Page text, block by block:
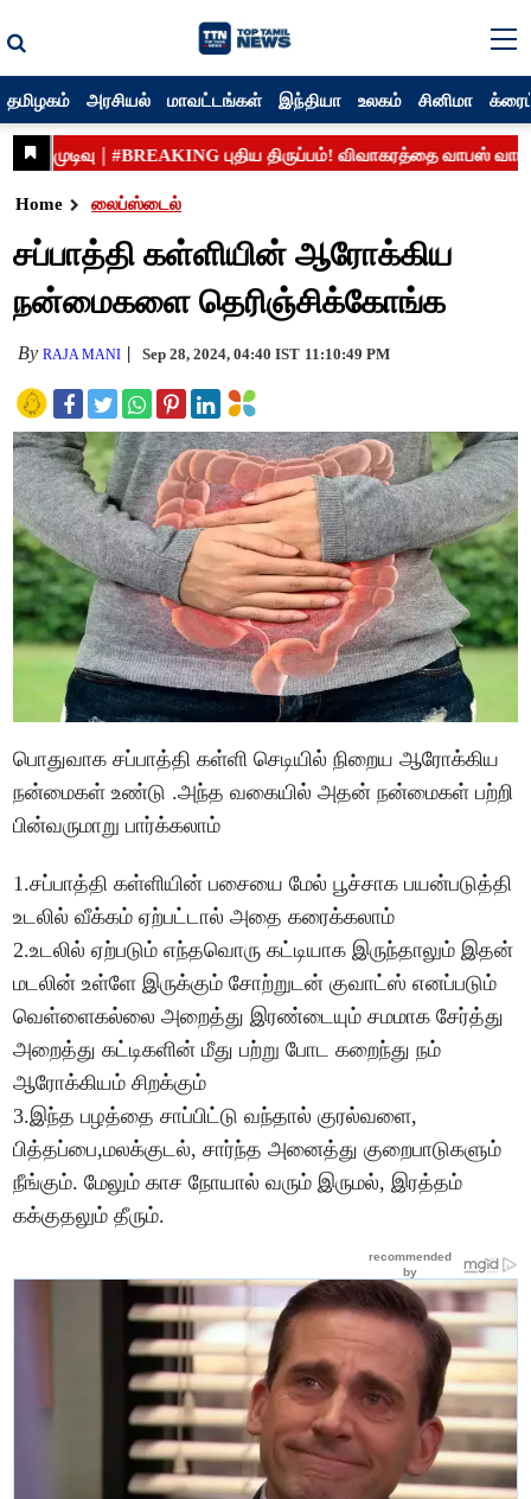
தமிழகம் அரசியல் மாவட்டங்கள் இந்தியா உலகம் சினிமா
Home லைப்ஸ்டைல்
சப்பாத்தி கள்ளியின் ஆரோக்கிய
நன்மைகளை தெரிஞ்சிக்கோங்க
ByRAJA MANI Sep 28, 2024, 04:40 IST 11:10:49 PM
பொதுவாக சப்பாத்தி கள்ளி செடியில் நிறைய ஆரோக்கிய
நன்மைகள் உண்டு .அந்த வகையில் அதன் நன்மைகள் பற்றி
பின்வருமாறு பார்க்கலாம்
1.சப்பாத்தி கள்ளியின் பசையை மேல் பூச்சாக பயன்படுத்தி
உடலில் வீக்கம் ஏற்பட்டால் அதை கரைக்கலாம்
2.உடலில் ஏற்படும் எந்தவொரு கட்டியாக இருந்தாலும் இதன்
மடலின் உள்ளே இருக்கும் சோற்றுடன் குவாட்ஸ் எனப்படும்
வெள்ளைகல்லை அறைத்து இரண்டையும் சமமாக சேர்த்து
அறைத்து கட்டிகளின் மீது பற்று போட கறைந்து நம்
ஆரோக்கியம் சிறக்கும்
3.இந்த பழத்தை சாப்பிட்டு வந்தால் குரல்வளை,
பித்தப்பை,மலக்குடல், சார்ந்த அனைத்து குறைபாடுகளும்
நீங்கும். மேலும் காச நோயால் வரும் இருமல், இரத்தம்
கக்குதலும் தீரும்.